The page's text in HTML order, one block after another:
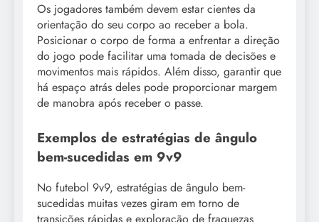
Os jogadores também devem estar cientes da
orientação do seu corpo ao receber a bola.
Posicionar o corpo de forma a enfrentar a direção
do jogo pode facilitar uma tomada de decisões e
movimentos mais rápidos. Além disso, garantir que
há espaço atrás deles pode proporcionar margem
de manobra após receber o passe.
Exemplos de estratégias de ângulo
bem-sucedidas em 9v9
No futebol 9v9, estratégias de ângulo bem-
sucedidas muitas vezes giram em torno de